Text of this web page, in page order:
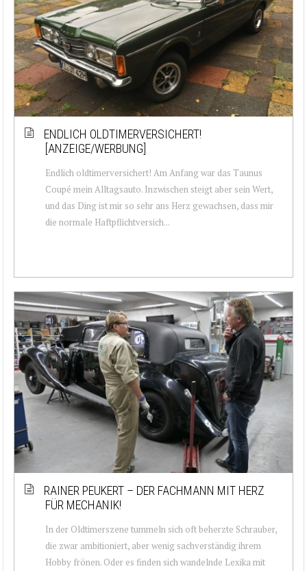
ENDLICH OLDTIMERVERSICHERT!
[ANZEIGE/WERBUNG]
Endlich oldtimerversichert! Am Anfang war das Taunus
Coupé mein Alltagsauto. Inzwischen steigt aber sein Wert,
und das Ding ist mir so sehr ans Herz gewachsen, dass mir
die normale Haftpflichtversich...
RAINER PEUKERT – DER FACHMANN MIT HERZ
FÜR MECHANIK!
In der Oldtimerszene tummeln sich oft beherzte Schrauber,
die zwar ambitioniert, aber wenig sachverständig ihrem
Hobby frönen. Oder es finden sich wandelnde Lexika mit